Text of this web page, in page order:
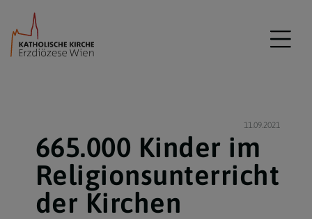
11.09.2021
665.000 Kinder im
Religionsunterricht
der Kirchen